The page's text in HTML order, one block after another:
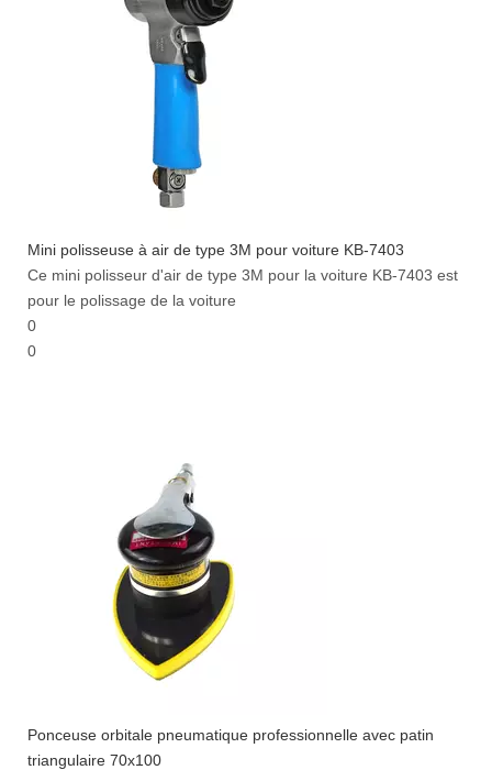
Mini polisseuse à air de type 3M pour voiture KB-7403
Ce mini polisseur d'air de type 3M pour la voiture KB-7403 est
pour le polissage de la voiture
0
0
Ponceuse orbitale pneumatique professionnelle avec patin
triangulaire 70x100